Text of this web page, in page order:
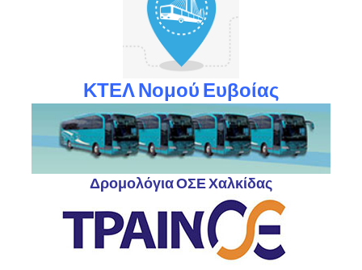
ΚΤΕΛ Νομού Ευβοίας
Δρομολόγια ΟΣΕ Χαλκίδας